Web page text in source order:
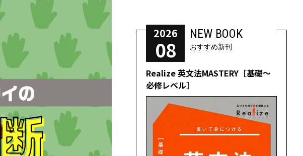
2026
08
NEW BOOK
おすすめ新刊
Realize 英文法MASTERY［基礎～
必修レベル］